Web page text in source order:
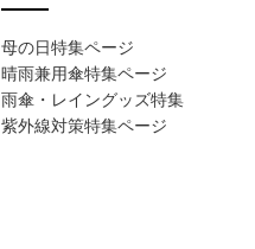
母の日特集ページ
晴雨兼用傘特集ページ
雨傘・レイングッズ特集
紫外線対策特集ページ